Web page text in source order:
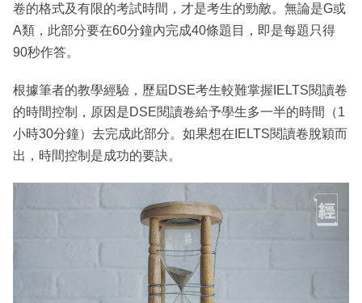
卷的格式及有限的考試時間，才是考生的勁敵。無論是G或
A類，此部分要在60分鐘內完成40條題目，即是每題只得
90秒作答。
根據筆者的教學經驗，歷屆DSE考生較難掌握IELTS閱讀卷
的時間控制，原因是DSE閱讀卷給予學生多一半的時間（1
小時30分鐘）去完成此部分。如果想在IELTS閱讀卷脫穎而
出，時間控制是成功的要訣。